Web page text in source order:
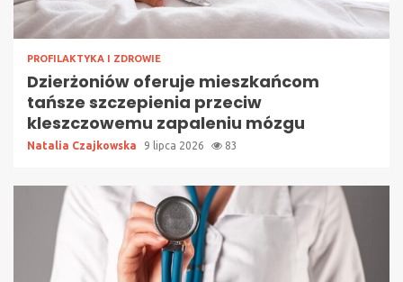
PROFILAKTYKA I ZDROWIE
Dzierżoniów oferuje mieszkańcom
tańsze szczepienia przeciw
kleszczowemu zapaleniu mózgu
Natalia Czajkowska 9 lipca 2026 83